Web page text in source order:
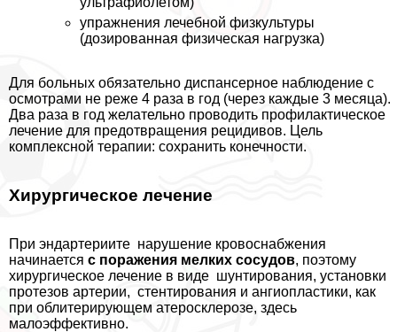
упражнения лечебной физкультуры
(дозированная физическая нагрузка)
Для больных обязательно диспансерное наблюдение с
осмотрами не реже 4 раза в год (через каждые 3 месяца).
Два раза в год желательно проводить профилактическое
лечение для предотвращения рецидивов. Цель
комплексной терапии: сохранить конечности.
Хирургическое лечение
При эндартериите нарушение кровоснабжения
начинается с поражения мелких сосудов, поэтому
хирургическое лечение в виде шунтирования, установки
протезов артерии, стентирования и ангиопластики, как
при облитерирующем атеросклерозе, здесь
малоэффективно.